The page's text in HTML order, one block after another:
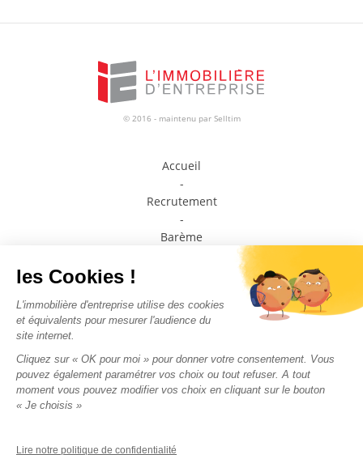
© 2016 - maintenu par Selltim
Accueil
-
Recrutement
-
Barème
Prendre contact avec un conseiller
Médiateur de la consommation
-
-
Mentions légales
-
Nous suivre sur les